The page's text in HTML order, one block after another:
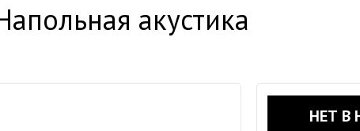
акустика
НЕТ В